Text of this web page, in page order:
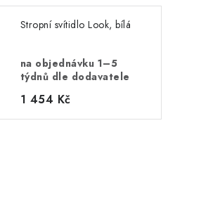
Stropní svítidlo Look, bílá
na objednávku 1–5
týdnů dle dodavatele
1 454 Kč